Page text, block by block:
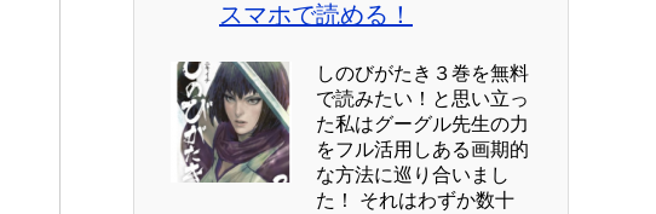
スマホで読める！
しのびがたき３巻を無料
で読みたい！と思い立っ
た私はグーグル先生の力
をフル活用しある画期的
な方法に巡り合いまし
た！ それはわずか数十